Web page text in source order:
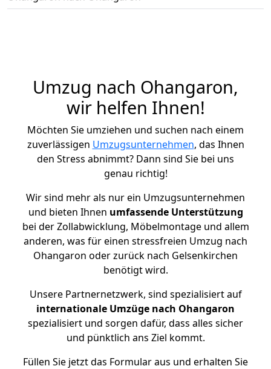
Umzug nach Ohangaron,
wir helfen Ihnen!
Möchten Sie umziehen und suchen nach einem
zuverlässigen Umzugsunternehmen, das Ihnen
den Stress abnimmt? Dann sind Sie bei uns
genau richtig!
Wir sind mehr als nur ein Umzugsunternehmen
und bieten Ihnen umfassende Unterstützung
bei der Zollabwicklung, Möbelmontage und allem
anderen, was für einen stressfreien Umzug nach
Ohangaron oder zurück nach Gelsenkirchen
benötigt wird.
Unsere Partnernetzwerk, sind spezialisiert auf
internationale Umzüge nach Ohangaron
spezialisiert und sorgen dafür, dass alles sicher
und pünktlich ans Ziel kommt.
Füllen Sie jetzt das Formular aus und erhalten Sie